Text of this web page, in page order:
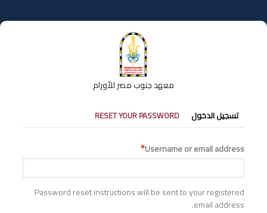
إلى
المحتوى
معهد جنوب مصر للأورام
التبويبات
الأساسية
تسجيل الدخول RESET YOUR PASSWORD
Username or email address
Password reset instructions will be sent to your registered
email address.